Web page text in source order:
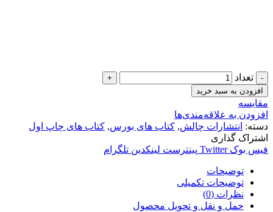
تعداد
افزودن به سبد خرید
مقایسه
افزودن به علاقه‌مندی‌ها
دسته: انتشارات چالش, کتاب های بورس, کتاب های چاپ اول
اشتراک گذاری
فیس بوک Twitter پینترست لینکدین تلگرام
توضیحات
توضیحات تکمیلی
نظرات (0)
حمل و نقل و تحویل محصول